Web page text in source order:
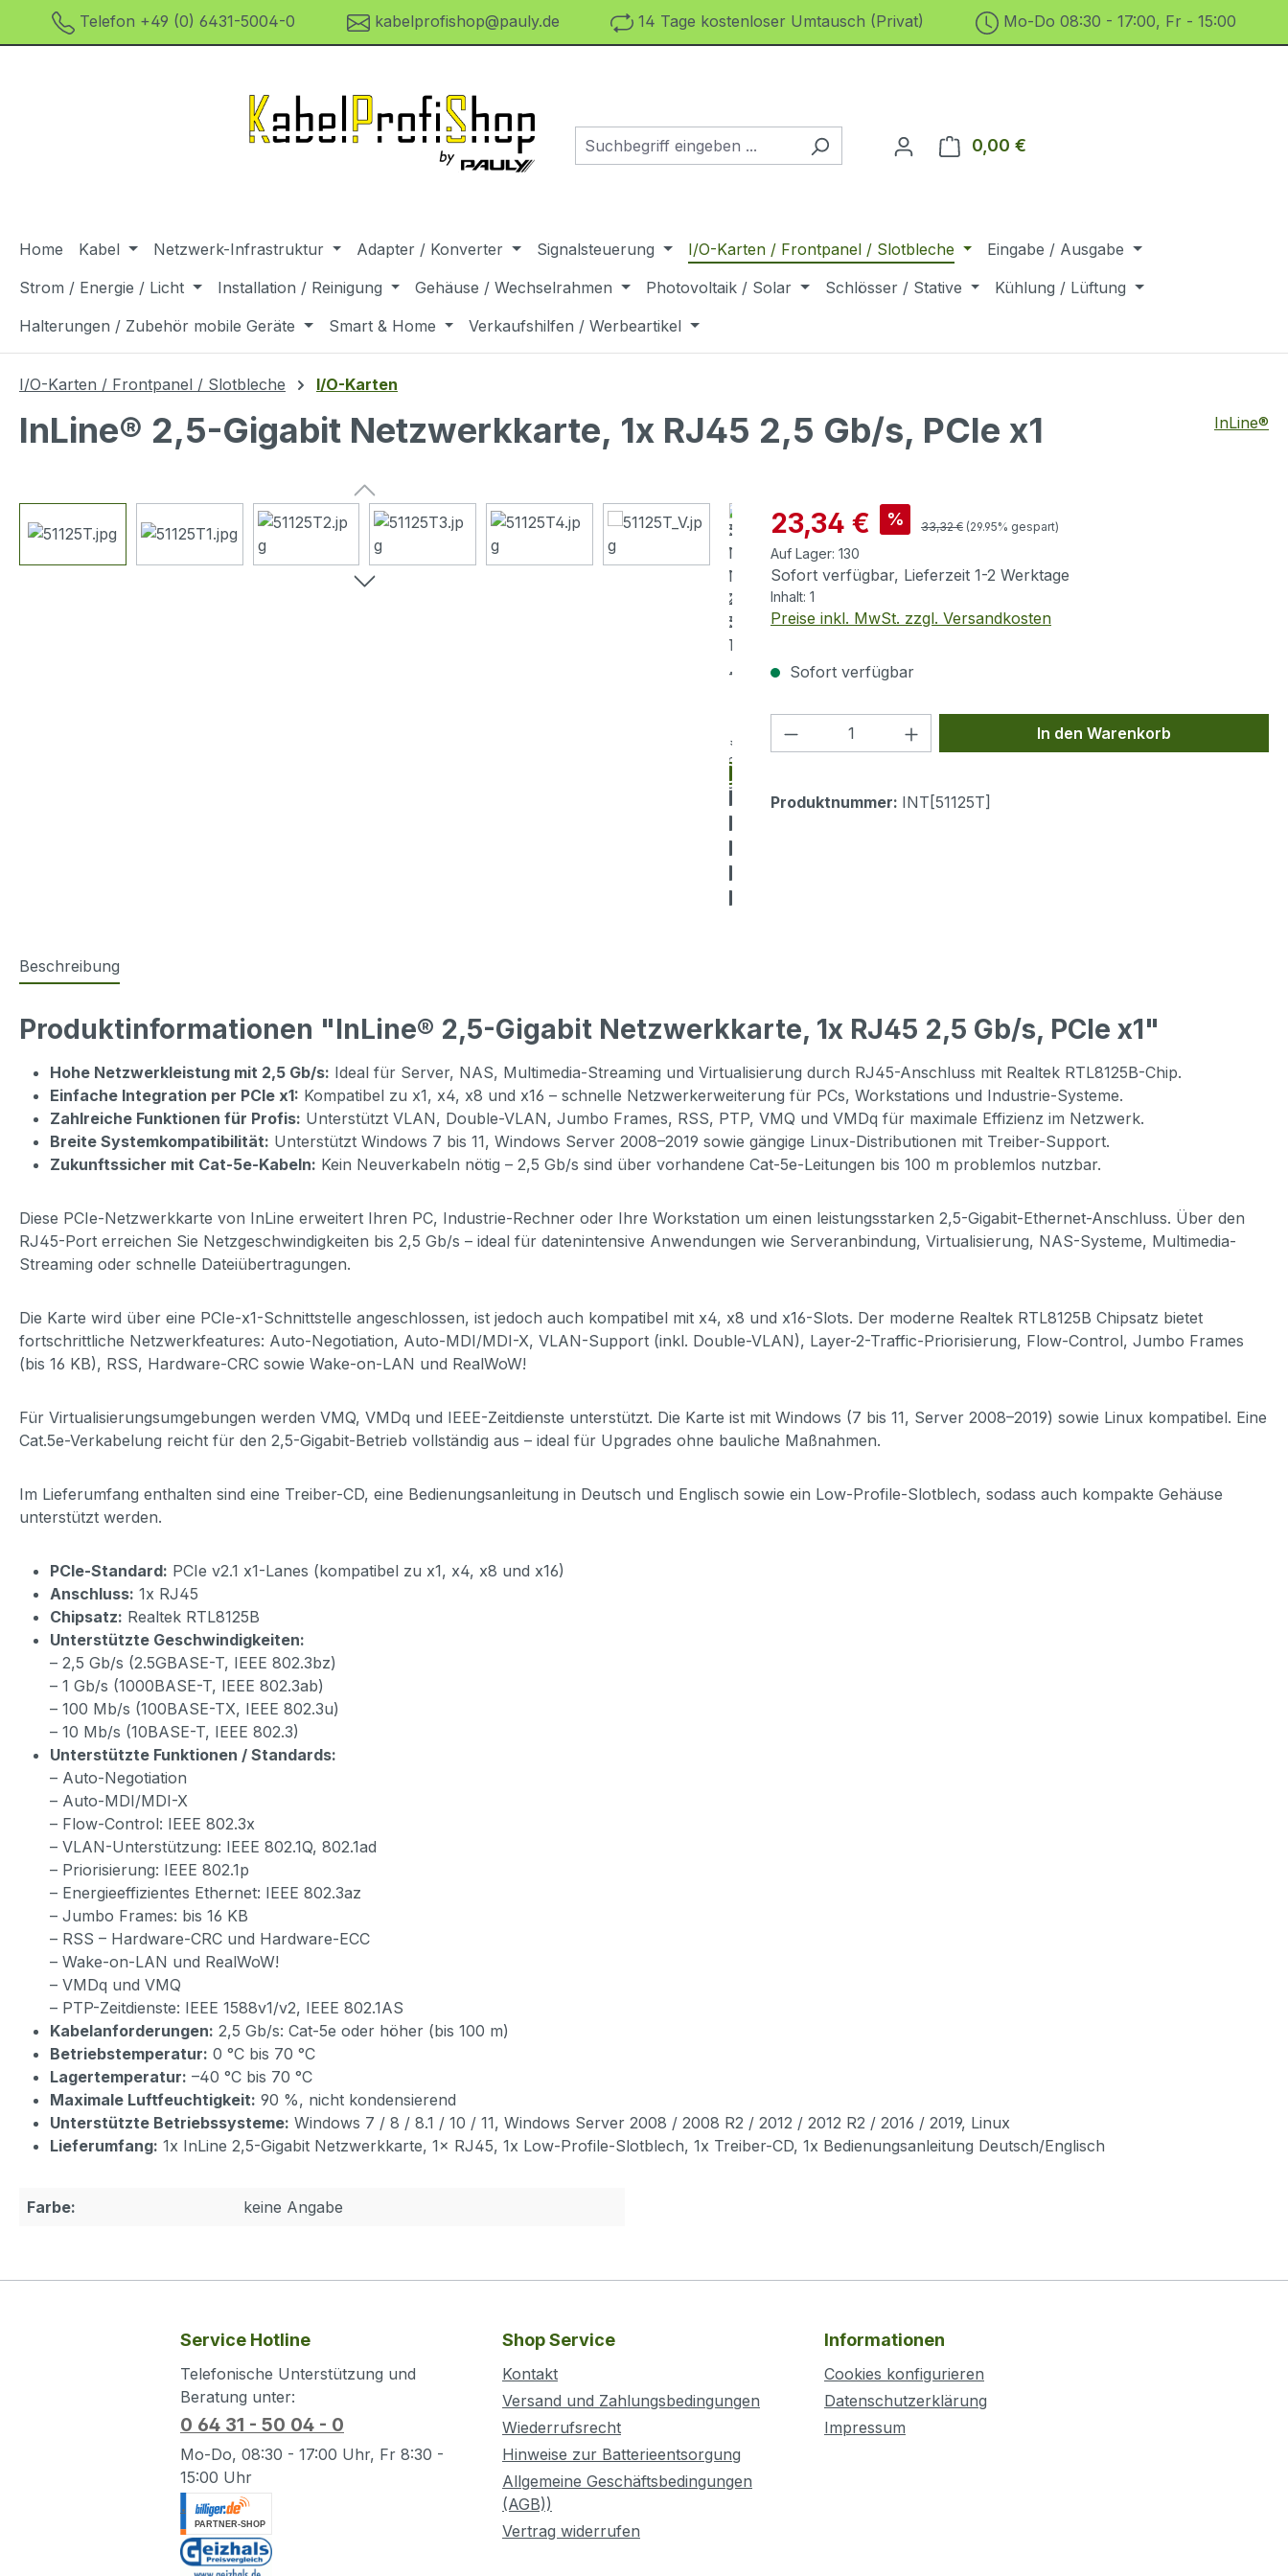
Hauptinhalt springen
Zur Suche springen
Zur Hauptnavigation springen
Telefon +49 (0) 6431-5004-0 kabelprofishop@pauly.de 14 Tage kostenloser Umtausch (Privat) Mo-Do 08:30 - 17:00, Fr - 15:00
0,00 €
Home Kabel Netzwerk-Infrastruktur Adapter / Konverter Signalsteuerung I/O-Karten / Frontpanel / Slotbleche
Eingabe / Ausgabe
Strom / Energie / Licht
Installation / Reinigung Gehäuse / Wechselrahmen Photovoltaik / Solar Schlösser / Stative
Kühlung / Lüftung
Halterungen / Zubehör mobile Geräte
Smart & Home Verkaufshilfen / Werbeartikel
I/O-Karten / Frontpanel / Slotbleche I/O-Karten
InLine® 2,5-Gigabit Netzwerkkarte, 1x RJ45 2,5 Gb/s, PCIe x1 InLine®
Verkaufspreis:
23,34 € % Regulärer Preis:
33,32 € (29.95% gespart)
Auf Lager: 130
Sofort verfügbar, Lieferzeit 1-2 Werktage
Inhalt: 1
Preise inkl. MwSt. zzgl. Versandkosten
Sofort verfügbar
Produkt Anzahl: Gib den gewünschten Wert
In den Warenkorb
Produktnummer: INT[51125T]
Beschreibung
Produktinformationen "InLine® 2,5-Gigabit Netzwerkkarte, 1x RJ45 2,5 Gb/s, PCIe x1"
Hohe Netzwerkleistung mit 2,5 Gb/s: Ideal für Server, NAS, Multimedia-Streaming und Virtualisierung durch RJ45-Anschluss mit Realtek RTL8125B-Chip.
Einfache Integration per PCIe x1: Kompatibel zu x1, x4, x8 und x16 – schnelle Netzwerkerweiterung für PCs, Workstations und Industrie-Systeme.
Zahlreiche Funktionen für Profis: Unterstützt VLAN, Double-VLAN, Jumbo Frames, RSS, PTP, VMQ und VMDq für maximale Effizienz im Netzwerk.
Breite Systemkompatibilität: Unterstützt Windows 7 bis 11, Windows Server 2008–2019 sowie gängige Linux-Distributionen mit Treiber-Support.
Zukunftssicher mit Cat-5e-Kabeln: Kein Neuverkabeln nötig – 2,5 Gb/s sind über vorhandene Cat-5e-Leitungen bis 100 m problemlos nutzbar.
Diese PCIe-Netzwerkkarte von InLine erweitert Ihren PC, Industrie-Rechner oder Ihre Workstation um einen leistungsstarken 2,5-Gigabit-Ethernet-Anschluss. Über den
RJ45-Port erreichen Sie Netzgeschwindigkeiten bis 2,5 Gb/s – ideal für datenintensive Anwendungen wie Serveranbindung, Virtualisierung, NAS-Systeme, Multimedia-
Streaming oder schnelle Dateiübertragungen.
Die Karte wird über eine PCIe-x1-Schnittstelle angeschlossen, ist jedoch auch kompatibel mit x4, x8 und x16-Slots. Der moderne Realtek RTL8125B Chipsatz bietet
fortschrittliche Netzwerkfeatures: Auto-Negotiation, Auto-MDI/MDI-X, VLAN-Support (inkl. Double-VLAN), Layer-2-Traffic-Priorisierung, Flow-Control, Jumbo Frames
(bis 16 KB), RSS, Hardware-CRC sowie Wake-on-LAN und RealWoW!
Für Virtualisierungsumgebungen werden VMQ, VMDq und IEEE-Zeitdienste unterstützt. Die Karte ist mit Windows (7 bis 11, Server 2008–2019) sowie Linux kompatibel. Eine
Cat.5e-Verkabelung reicht für den 2,5-Gigabit-Betrieb vollständig aus – ideal für Upgrades ohne bauliche Maßnahmen.
Im Lieferumfang enthalten sind eine Treiber-CD, eine Bedienungsanleitung in Deutsch und Englisch sowie ein Low-Profile-Slotblech, sodass auch kompakte Gehäuse
unterstützt werden.
PCIe-Standard: PCIe v2.1 x1-Lanes (kompatibel zu x1, x4, x8 und x16)
Anschluss: 1x RJ45
Chipsatz: Realtek RTL8125B
Unterstützte Geschwindigkeiten:
– 2,5 Gb/s (2.5GBASE-T, IEEE 802.3bz)
– 1 Gb/s (1000BASE-T, IEEE 802.3ab)
– 100 Mb/s (100BASE-TX, IEEE 802.3u)
– 10 Mb/s (10BASE-T, IEEE 802.3)
Unterstützte Funktionen / Standards:
– Auto-Negotiation
– Auto-MDI/MDI-X
– Flow-Control: IEEE 802.3x
– VLAN-Unterstützung: IEEE 802.1Q, 802.1ad
– Priorisierung: IEEE 802.1p
– Energieeffizientes Ethernet: IEEE 802.3az
– Jumbo Frames: bis 16 KB
– RSS – Hardware-CRC und Hardware-ECC
– Wake-on-LAN und RealWoW!
– VMDq und VMQ
– PTP-Zeitdienste: IEEE 1588v1/v2, IEEE 802.1AS
Kabelanforderungen: 2,5 Gb/s: Cat-5e oder höher (bis 100 m)
Betriebstemperatur: 0 °C bis 70 °C
Lagertemperatur: –40 °C bis 70 °C
Maximale Luftfeuchtigkeit: 90 %, nicht kondensierend
Unterstützte Betriebssysteme: Windows 7 / 8 / 8.1 / 10 / 11, Windows Server 2008 / 2008 R2 / 2012 / 2012 R2 / 2016 / 2019, Linux
Lieferumfang: 1x InLine 2,5-Gigabit Netzwerkkarte, 1× RJ45, 1x Low-Profile-Slotblech, 1x Treiber-CD, 1x Bedienungsanleitung Deutsch/Englisch
Farbe: keine Angabe
Service Hotline
Telefonische Unterstützung und
Beratung unter:
0 64 31 - 50 04 - 0
Mo-Do, 08:30 - 17:00 Uhr, Fr 8:30 -
15:00 Uhr
.
Shop Service
Kontakt
Versand und Zahlungsbedingungen
Wiederrufsrecht
Hinweise zur Batterieentsorgung
Allgemeine Geschäftsbedingungen
(AGB))
Vertrag widerrufen
Informationen
Cookies konfigurieren
Datenschutzerklärung
Impressum